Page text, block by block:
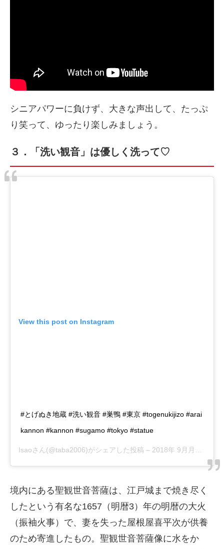
シニアパワーに負けず、大きな声出して、たっぷ
り笑って、ゆったり楽しみましょう。
３．「洗い観音」は優しく洗って♡
View this post on Instagram
#とげぬき地蔵 #洗い観音 #巣鴨 #東京 #togenukijizo #arai
kannon #kannon #sugamo #tokyo #statue
Isaoさん(@taba2006)がシェアした投稿 – 2018年 9月月1日午前2時09分PDT
境内にある聖観世音菩薩は、江戸城まで焼き尽く
したという有名な1657（明暦3）年の明暦の大火
（振袖火事）で、妻を失った屋根屋喜平次が供養
のため寄進したもの。聖観世音菩薩像に水をか